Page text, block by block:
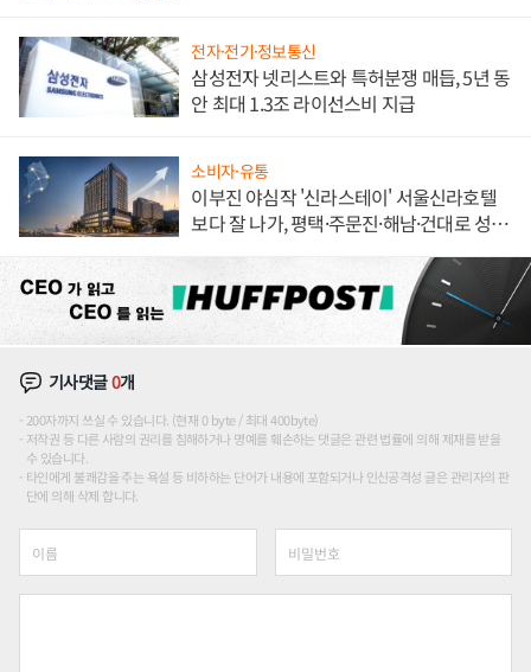
전자·전기·정보통신
삼성전자 넷리스트와 특허분쟁 매듭, 5년 동
안 최대 1.3조 라이선스비 지급
소비자·유통
이부진 야심작 '신라스테이' 서울신라호텔
보다 잘 나가, 평택·주문진·해남·건대로 성
기사댓글0개
200자까지 쓰실 수 있습니다. (현재 0 byte / 최대 400byte)
저작권 등 다른 사람의 권리를 침해하거나 명예를 훼손하는 댓글은 관련 법률에 의해 제재를 받을
수 있습니다.
타인에게 불쾌감을 주는 욕설 등 비하하는 단어가 내용에 포함되거나 인신공격성 글은 관리자의 판
단에 의해 삭제 합니다.